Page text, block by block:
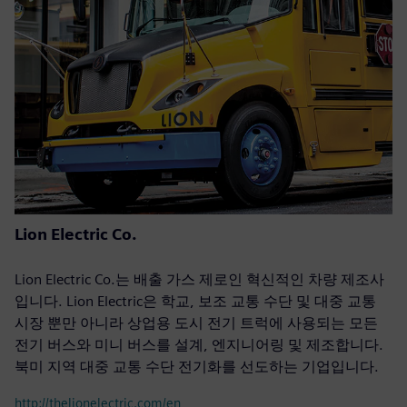
Lion Electric Co.
Lion Electric Co.는 배출 가스 제로인 혁신적인 차량 제조사
입니다. Lion Electric은 학교, 보조 교통 수단 및 대중 교통
시장 뿐만 아니라 상업용 도시 전기 트럭에 사용되는 모든
전기 버스와 미니 버스를 설계, 엔지니어링 및 제조합니다.
북미 지역 대중 교통 수단 전기화를 선도하는 기업입니다.
http://thelionelectric.com/en